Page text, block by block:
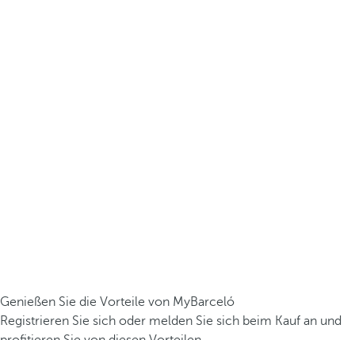
Genießen Sie die Vorteile von MyBarceló
Registrieren Sie sich oder melden Sie sich beim Kauf an und